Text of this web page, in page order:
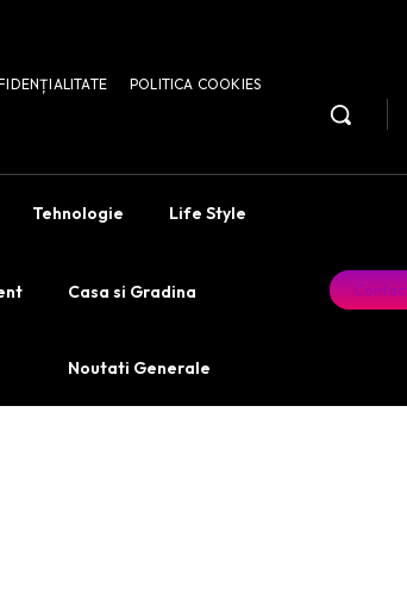
POLITICA COOKIES
Tehnologie Life Style
Casa si Gradina
Noutati Generale